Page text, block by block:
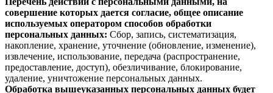
совершение которых дается согласие, общее описание
используемых оператором способов обработки
персональных данных: Сбор, запись, систематизация,
накопление, хранение, уточнение (обновление, изменение),
извлечение, использование, передача (распространение,
предоставление, доступ), обезличивание, блокирование,
удаление, уничтожение персональных данных.
Обработка вышеуказанных персональных данных будет